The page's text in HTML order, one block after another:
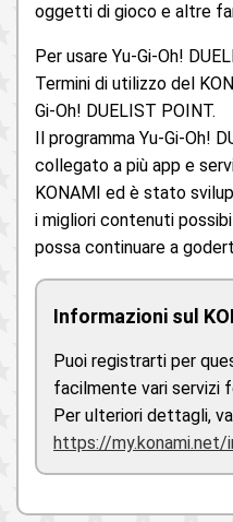
oggetti di gioco e altre
Per usare Yu-Gi-Oh!
Termini di utilizzo del
Gi-Oh! DUELIST POINT.
Il programma Yu-Gi-Oh!
collegato a più app e
KONAMI ed è stato
i migliori contenuti
possa continuare a
Informazioni sul
Puoi registrarti per
facilmente vari servizi
Per ulteriori dettagli,
https://my.konami.net/